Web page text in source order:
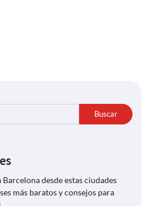
Buscar
desde estas ciudades
más baratos y consejos para